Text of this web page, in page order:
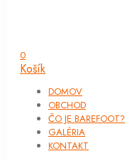
0
Košík
DOMOV
OBCHOD
ČO JE BAREFOOT?
GALÉRIA
KONTAKT